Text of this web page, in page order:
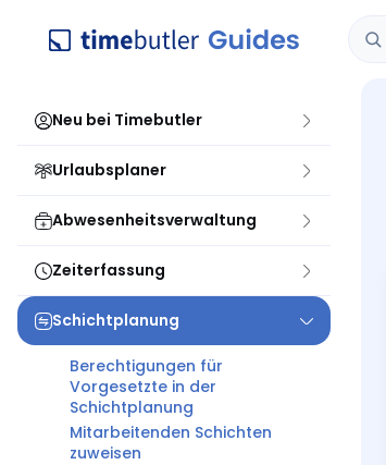
Neu bei Timebutler
Urlaubsplaner
Abwesenheitsverwaltung
Zeiterfassung
Schichtplanung
Berechtigungen für
Vorgesetzte in der
Schichtplanung
Mitarbeitenden Schichten
zuweisen